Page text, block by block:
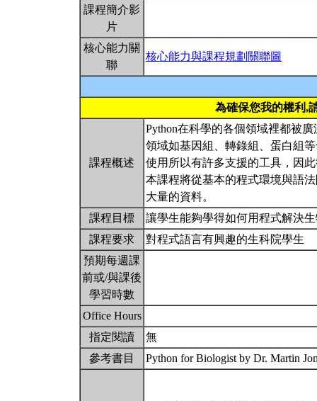
課程簡介影
片
核心能力關
聯
核心能力與課程規劃關聯圖
為確保您我的權利,
課程概述
Python在科學的各個領域裡都被
領域如基因組、轉錄組、蛋白組
使用所以有許多支援的工具，因
本課程將從基本的程式環境與語
大量的資料。
課程目標
讓學生能夠學得如何用程式解決
課程要求
對程式語言有興趣的生科院學生
預期每週課
前或/與課後
學習時數
Office Hours
指定閱讀
無
參考書目
Python for Biologist by Dr. Martin